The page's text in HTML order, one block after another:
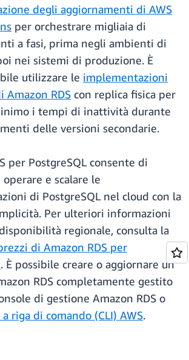
degli aggiornamenti di AWS
per orchestrare migliaia di
a fasi, prima negli ambienti di
nei sistemi di produzione. È
utilizzare le implementazioni
RDS con replica fisica per
i tempi di inattività durante
delle versioni secondarie.
per PostgreSQL consente di
e scalare le
di PostgreSQL nel cloud con la
Per ulteriori informazioni
regionale, consulta la
di Amazon RDS per
. È possibile creare o aggiornare un
RDS completamente gestito
di gestione Amazon RDS o
riga di comando (CLI) AWS.